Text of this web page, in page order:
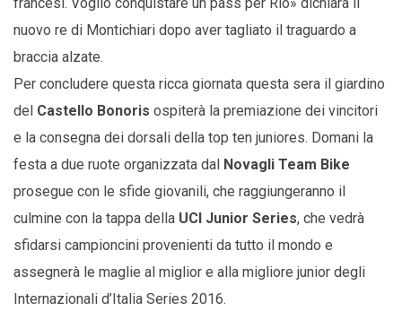
nuovo re di Montichiari dopo aver tagliato il traguardo a
braccia alzate.
Per concludere questa ricca giornata questa sera il giardino
del Castello Bonoris ospiterà la premiazione dei vincitori
e la consegna dei dorsali della top ten juniores. Domani la
festa a due ruote organizzata dal Novagli Team Bike
prosegue con le sfide giovanili, che raggiungeranno il
culmine con la tappa della UCI Junior Series, che vedrà
sfidarsi campioncini provenienti da tutto il mondo e
assegnerà le maglie al miglior e alla migliore junior degli
Internazionali d’Italia Series 2016.